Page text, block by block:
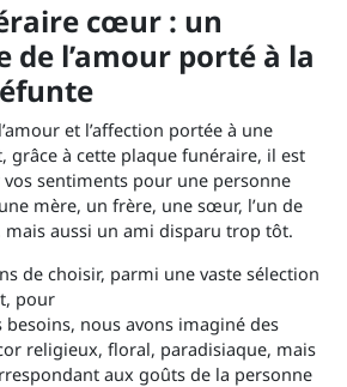
cœur : un
de l’amour porté à la
et l’affection portée à une
grâce à cette plaque funéraire, il est
vos sentiments pour une personne
mère, un frère, une sœur, l’un de
mais aussi un ami disparu trop tôt.
de choisir, parmi une vaste sélection
pour
nous avons imaginé des
religieux, floral, paradisiaque, mais
aux goûts de la personne